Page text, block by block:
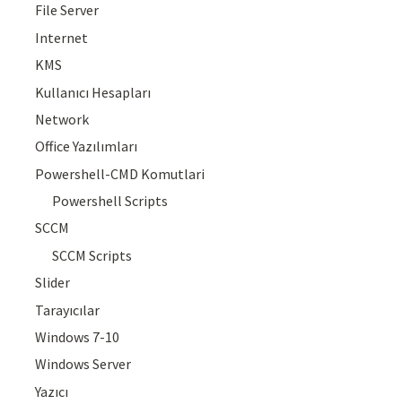
File Server
Internet
KMS
Kullanıcı Hesapları
Network
Office Yazılımları
Powershell-CMD Komutlari
Powershell Scripts
SCCM
SCCM Scripts
Slider
Tarayıcılar
Windows 7-10
Windows Server
Yazıcı